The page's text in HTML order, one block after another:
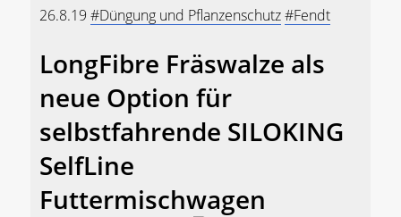
26.8.19 #Düngung und Pflanzenschutz#Fendt
LongFibre Fräswalze als
neue Option für
selbstfahrende SILOKING
SelfLine
Futtermischwagen